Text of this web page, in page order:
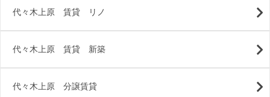
代々木上原 賃貸 リノ
代々木上原 賃貸 新築
代々木上原 分譲賃貸